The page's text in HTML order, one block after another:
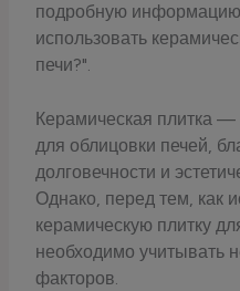
подробную
использовать
печи?".
Керамическая плитка
для облицовки печей,
долговечности и
Однако, перед тем, как
керамическую плитку
необходимо учитывать
факторов.